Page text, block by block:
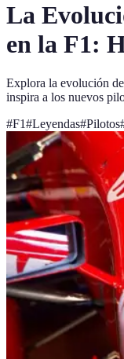
La
en la F1:
Explora la evolución
inspira a los nuevos
#F1#Leyendas#Pilotos